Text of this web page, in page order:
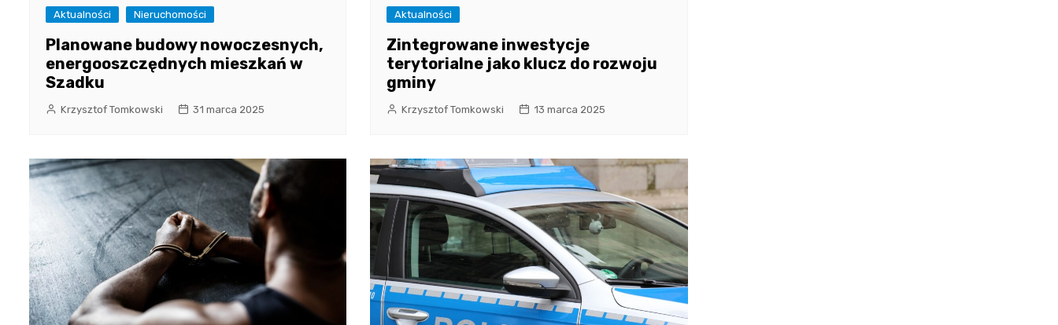
Aktualności Nieruchomości
Planowane budowy nowoczesnych,
energooszczędnych mieszkań w
Szadku
Krzysztof Tomkowski 31 marca 2025
Aktualności
Zintegrowane inwestycje
terytorialne jako klucz do rozwoju
gminy
Krzysztof Tomkowski 13 marca 2025